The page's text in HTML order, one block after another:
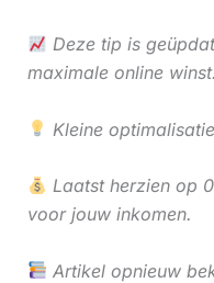
Deze tip is
maximale online winst.
Kleine
Laatst herzien op
voor jouw inkomen.
Artikel opnieuw